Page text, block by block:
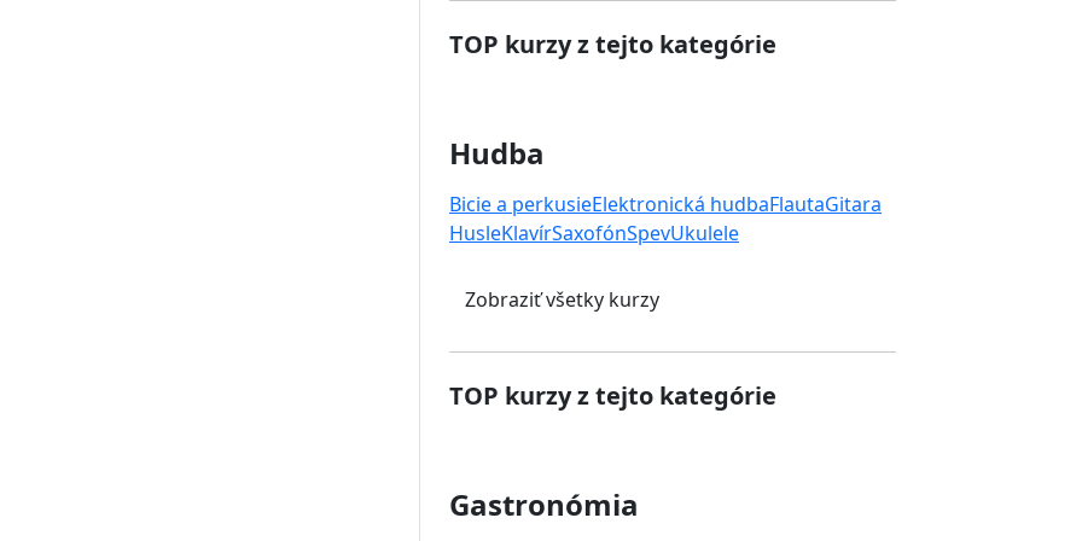
TOP kurzy z tejto kategórie
Hudba
Bicie a perkusieElektronická hudbaFlautaGitara
HusleKlavírSaxofónSpevUkulele
Zobraziť všetky kurzy
TOP kurzy z tejto kategórie
Gastronómia